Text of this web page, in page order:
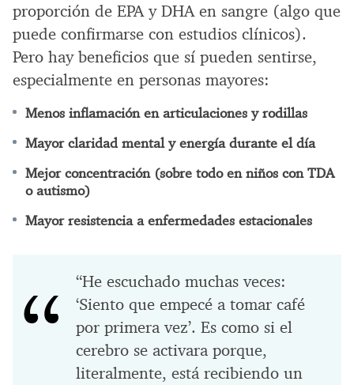
proporción de EPA y DHA en sangre (algo que
puede confirmarse con estudios clínicos).
Pero hay beneficios que sí pueden sentirse,
especialmente en personas mayores:
Menos inflamación en articulaciones y rodillas
Mayor claridad mental y energía durante el día
Mejor concentración (sobre todo en niños con TDA
o autismo)
Mayor resistencia a enfermedades estacionales
“He escuchado muchas veces:
‘Siento que empecé a tomar café
por primera vez’. Es como si el
cerebro se activara porque,
literalmente, está recibiendo un